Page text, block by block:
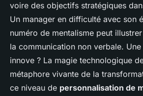
voire des objectifs stratégiques
Un manager en difficulté avec son
numéro de mentalisme peut
la communication non verbale.
innove ? La magie technologique
métaphore vivante de la
ce niveau de personnalisation de